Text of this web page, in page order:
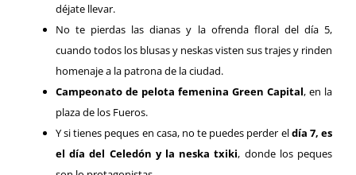
déjate llevar.
No te pierdas las dianas y la ofrenda floral del día 5,
cuando todos los blusas y neskas visten sus trajes y rinden
homenaje a la patrona de la ciudad.
Campeonato de pelota femenina Green Capital, en la
plaza de los Fueros.
Y si tienes peques en casa, no te puedes perder eldía 7, es
el día del Celedón y la neska txiki, donde los peques